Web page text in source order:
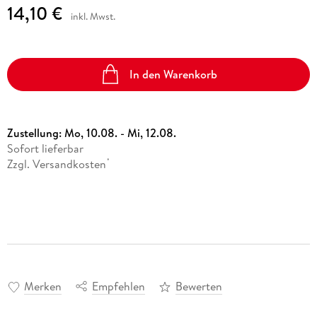
14,10 € inkl. Mwst.
In den Warenkorb
Zustellung:Mo, 10.08. - Mi, 12.08.
Sofort lieferbar
Zzgl. Versandkosten *
Merken Empfehlen Bewerten